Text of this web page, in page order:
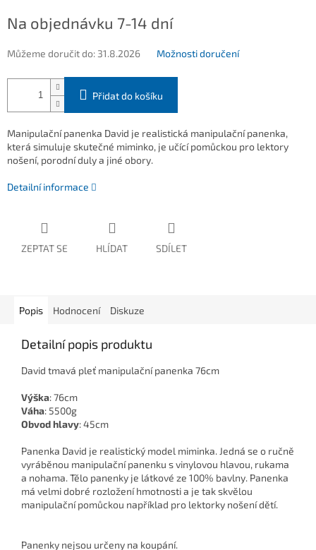
cena:
Na objednávku 7-14 dní
Můžeme doručit do: 31.8.2026 Možnosti doručení
Přidat do košíku
Manipulační panenka David je realistická manipulační panenka,
která simuluje skutečné miminko, je učící pomůckou pro lektory
nošení, porodní duly a jiné obory.
Detailní informace
ZEPTAT SE HLÍDAT SDÍLET
Popis Hodnocení Diskuze
Detailní popis produktu
David tmavá pleť manipulační panenka 76cm
Výška: 76cm
Váha: 5500g
Obvod hlavy: 45cm
Panenka David je realistický model miminka. Jedná se o ručně
vyráběnou manipulační panenku s vinylovou hlavou, rukama
a nohama. Tělo panenky je látkové ze 100% bavlny. Panenka
má velmi dobré rozložení hmotnosti a je tak skvělou
manipulační pomůckou například pro lektorky nošení dětí.
Panenky nejsou určeny na koupání.